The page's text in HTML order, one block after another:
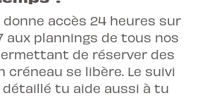
accès 24 heures sur
aux plannings de tous nos
de réserver des
créneau se libère. Le suivi
tu aide aussi à tu